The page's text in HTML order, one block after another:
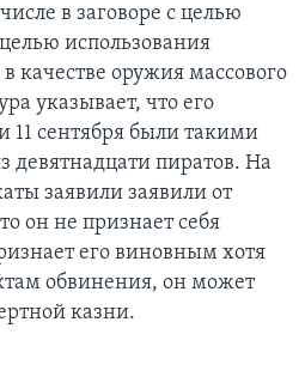
в заговоре с целью
использования
качестве оружия массового
указывает, что его
11 сентября были такими
девятнадцати пиратов. На
заявили заявили от
он не признает себя
его виновным хотя
обвинения, он может
казни.